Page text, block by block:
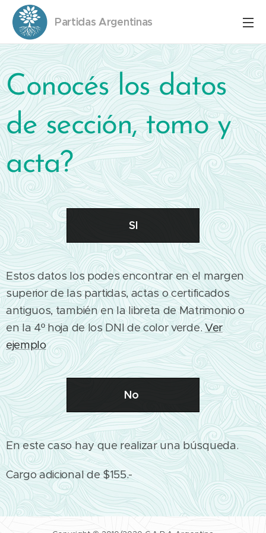
Partidas Argentinas
Conocés los datos
de sección, tomo y
acta?
SI
Estos datos los podes encontrar en el margen
superior de las partidas, actas o certificados
antiguos, también en la libreta de Matrimonio o
en la 4º hoja de los DNI de color verde. Ver
ejemplo
No
En este caso hay que realizar una búsqueda.
Cargo adicional de $155.-